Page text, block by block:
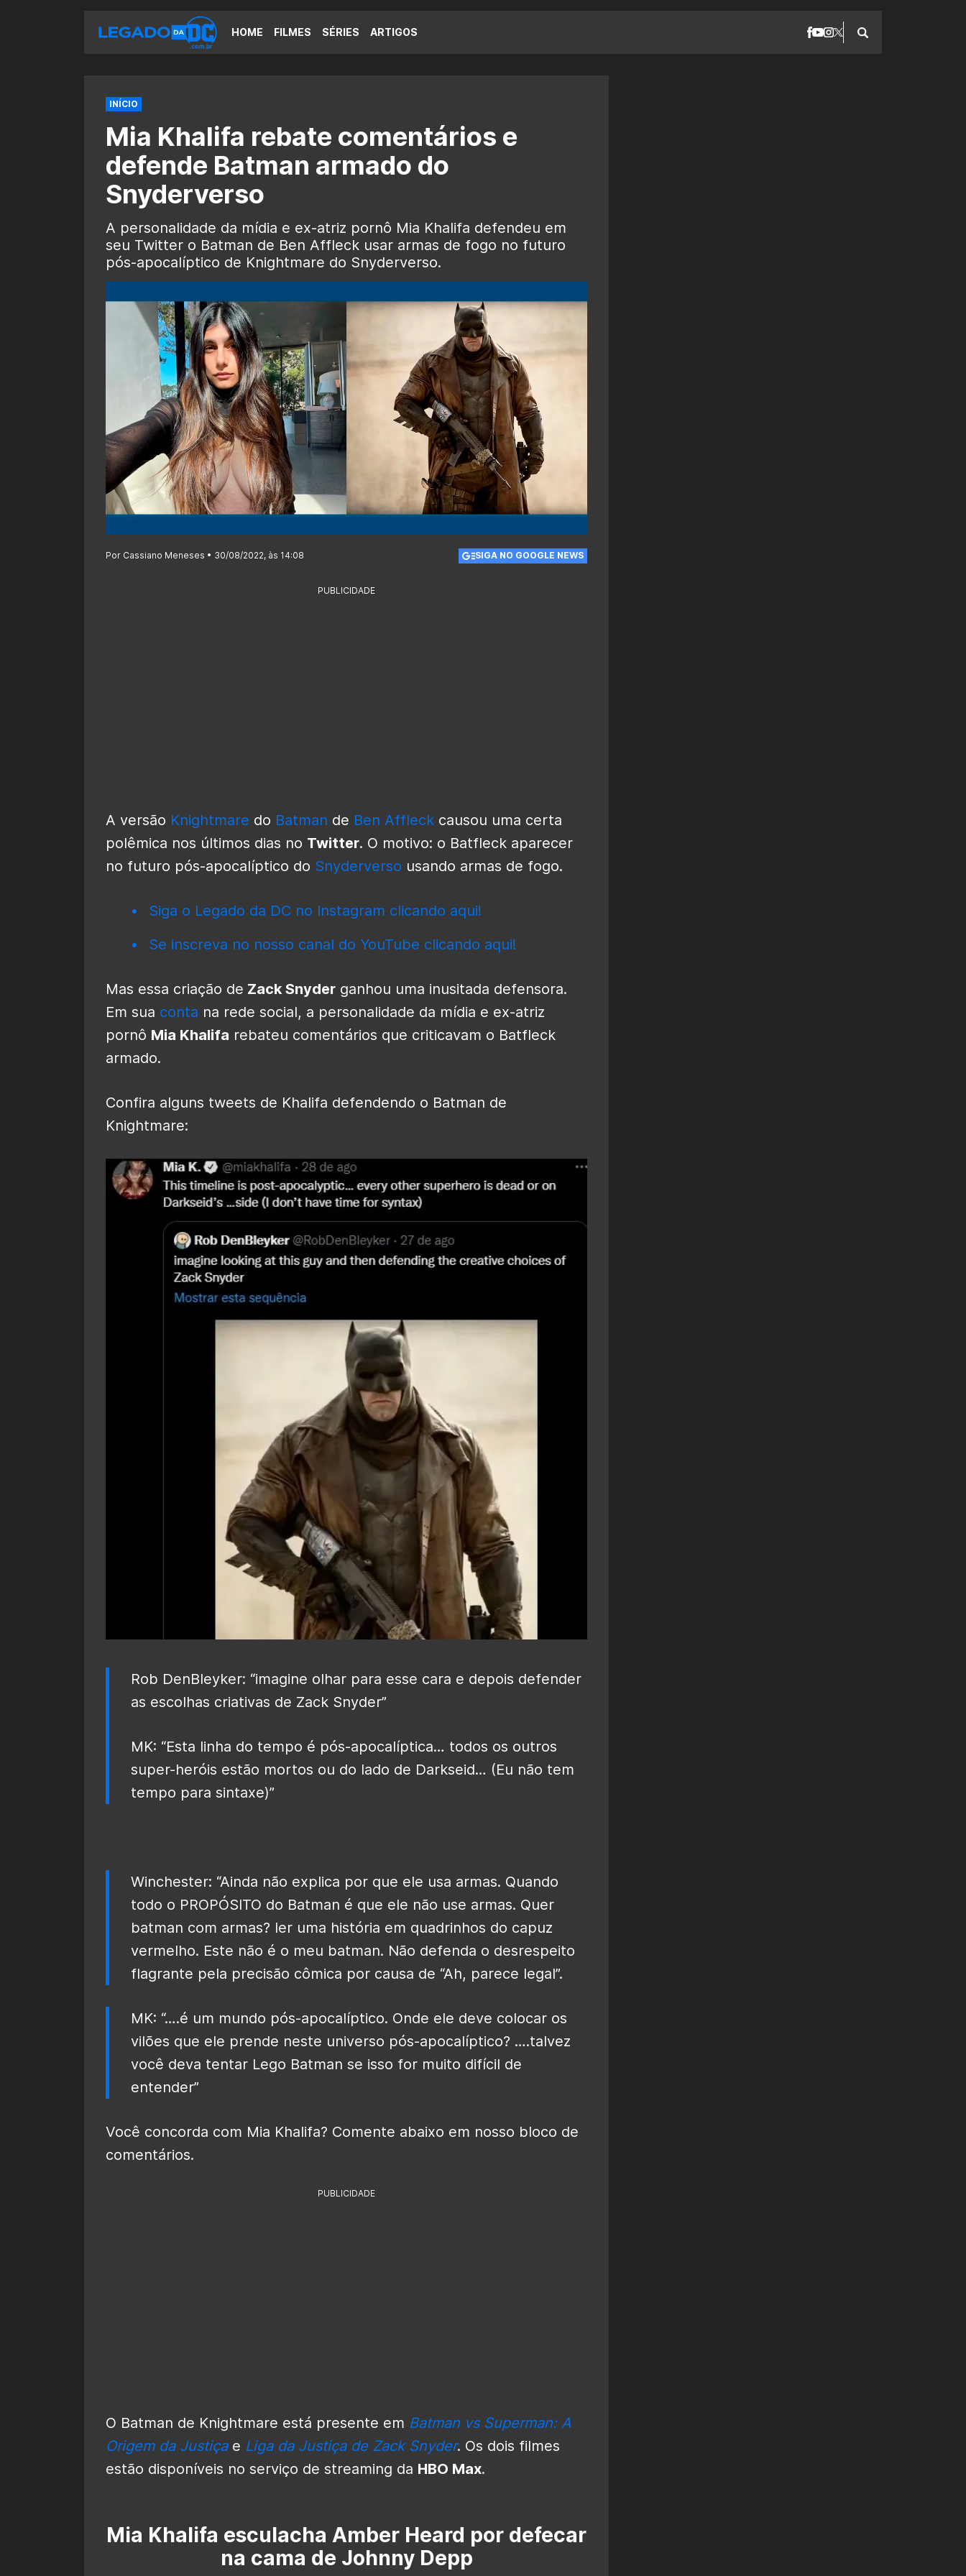
HOME FILMES SÉRIES ARTIGOS
INÍCIO
Mia Khalifa rebate comentários e
defende Batman armado do
Snyderverso
A personalidade da mídia e ex-atriz pornô Mia Khalifa defendeu em
seu Twitter o Batman de Ben Affleck usar armas de fogo no futuro
pós-apocalíptico de Knightmare do Snyderverso.
Por Cassiano Meneses • 30/08/2022, às 14:08 SIGA NO GOOGLE NEWS
PUBLICIDADE
A versão Knightmare do Batman de Ben Affleck causou uma certa
polêmica nos últimos dias no Twitter. O motivo: o Batfleck aparecer
no futuro pós-apocalíptico do Snyderverso usando armas de fogo.
Siga o Legado da DC no Instagram clicando aqui!
Se inscreva no nosso canal do YouTube clicando aqui!
Mas essa criação de Zack Snyder ganhou uma inusitada defensora.
Em sua conta na rede social, a personalidade da mídia e ex-atriz
pornô Mia Khalifa rebateu comentários que criticavam o Batfleck
armado.
Confira alguns tweets de Khalifa defendendo o Batman de
Knightmare:
Rob DenBleyker: “imagine olhar para esse cara e depois defender
as escolhas criativas de Zack Snyder”
MK: “Esta linha do tempo é pós-apocalíptica… todos os outros
super-heróis estão mortos ou do lado de Darkseid… (Eu não tem
tempo para sintaxe)”
Winchester: “Ainda não explica por que ele usa armas. Quando
todo o PROPÓSITO do Batman é que ele não use armas. Quer
batman com armas? ler uma história em quadrinhos do capuz
vermelho. Este não é o meu batman. Não defenda o desrespeito
flagrante pela precisão cômica por causa de “Ah, parece legal”.
MK: “….é um mundo pós-apocalíptico. Onde ele deve colocar os
vilões que ele prende neste universo pós-apocalíptico? ….talvez
você deva tentar Lego Batman se isso for muito difícil de
entender”
Você concorda com Mia Khalifa? Comente abaixo em nosso bloco de
comentários.
PUBLICIDADE
O Batman de Knightmare está presente em Batman vs Superman: A
Origem da Justiçae Liga da Justiça de Zack Snyder. Os dois filmes
estão disponíveis no serviço de streaming da HBO Max.
Mia Khalifa esculacha Amber Heard por defecar
na cama de Johnny Depp